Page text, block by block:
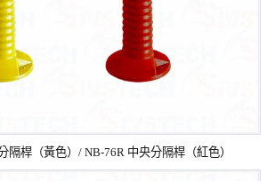
隔桿（黃色）/ NB-76R 中央分隔桿（紅色）